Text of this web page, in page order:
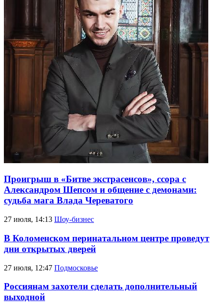
Проигрыш в «Битве экстрасенсов», ссора с
Александром Шепсом и общение с демонами:
судьба мага Влада Череватого
27 июля, 14:13 Шоу-бизнес
В Коломенском перинатальном центре проведут
дни открытых дверей
27 июля, 12:47 Подмосковье
Россиянам захотели сделать дополнительный
выходной